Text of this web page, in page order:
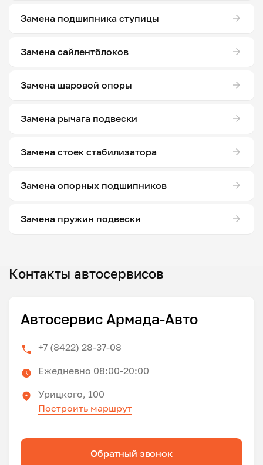
Замена подшипника ступицы
Замена сайлентблоков
Замена шаровой опоры
Замена рычага подвески
Замена стоек стабилизатора
Замена опорных подшипников
Замена пружин подвески
Контакты автосервисов
Автосервис Армада-Авто
+7 (8422) 28-37-08
Ежедневно 08:00-20:00
Урицкого, 100
Построить маршрут
Обратный звонок